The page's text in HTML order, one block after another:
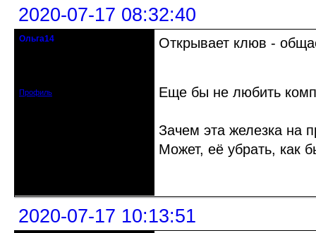
2020-07-17 08:32:40
Ольга14
Профиль
Открывает клюв -
Еще бы не любить
Зачем эта железка на
Может, её убрать, как
2020-07-17 10:13:51